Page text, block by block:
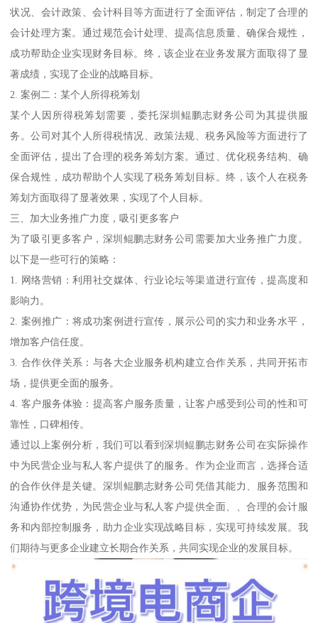
状况、会计政策、会计科目等方面进行了全面评估，制定了合理的
会计处理方案。通过规范会计处理、提高信息质量、确保合规性，
成功帮助企业实现财务目标。终，该企业在业务发展方面取得了显
著成绩，实现了企业的战略目标。
2. 案例二：某个人所得税筹划
某个人因所得税筹划需要，委托深圳鲲鹏志财务公司为其提供服
务。公司对其个人所得税情况、政策法规、税务风险等方面进行了
全面评估，提出了合理的税务筹划方案。通过、优化税务结构、确
保合规性，成功帮助个人实现了税务筹划目标。终，该个人在税务
筹划方面取得了显著效果，实现了个人目标。
三、加大业务推广力度，吸引更多客户
为了吸引更多客户，深圳鲲鹏志财务公司需要加大业务推广力度。
以下是一些可行的策略：
1. 网络营销：利用社交媒体、行业论坛等渠道进行宣传，提高度和
影响力。
2. 案例推广：将成功案例进行宣传，展示公司的实力和业务水平，
增加客户信任度。
3. 合作伙伴关系：与各大企业服务机构建立合作关系，共同开拓市
场，提供更全面的服务。
4. 客户服务体验：提高客户服务质量，让客户感受到公司的性和可
靠性，口碑相传。
通过以上案例分析，我们可以看到深圳鲲鹏志财务公司在实际操作
中为民营企业与私人客户提供了的服务。作为企业而言，选择合适
的合作伙伴是关键。深圳鲲鹏志财务公司凭借其能力、服务范围和
沟通协作优势，为民营企业与私人客户提供全面、、合理的会计服
务和内部控制服务，助力企业实现战略目标，实现可持续发展。我
们期待与更多企业建立长期合作关系，共同实现企业的发展目标。